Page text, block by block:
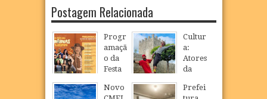
Postagem Relacionada
Progr
amaçã
o da
Festa
Festa
Cultur
a:
Atores
da
o de
Novo
Prefei